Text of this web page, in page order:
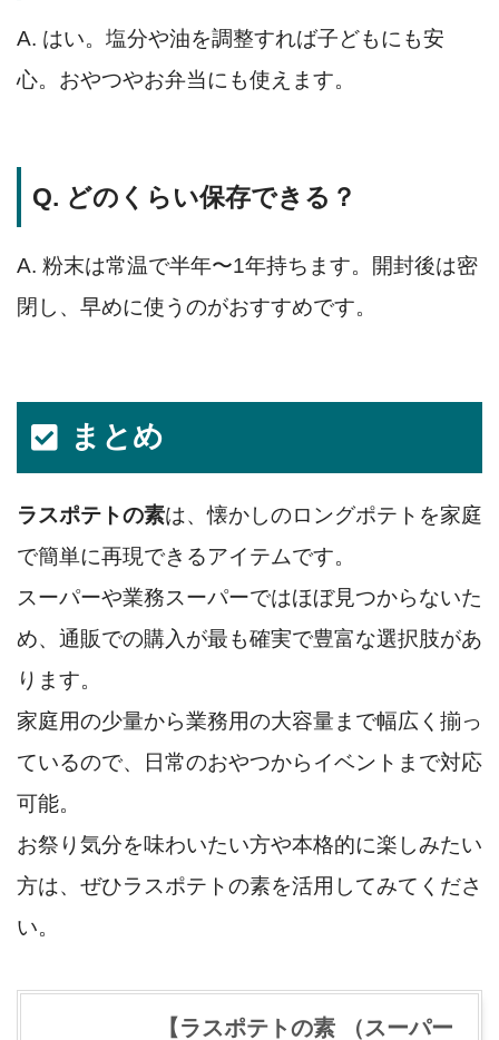
A. はい。塩分や油を調整すれば子どもにも安
心。おやつやお弁当にも使えます。
Q. どのくらい保存できる？
A. 粉末は常温で半年〜1年持ちます。開封後は密
閉し、早めに使うのがおすすめです。
まとめ
ラスポテトの素は、懐かしのロングポテトを家庭
で簡単に再現できるアイテムです。
スーパーや業務スーパーではほぼ見つからないた
め、通販での購入が最も確実で豊富な選択肢があ
ります。
家庭用の少量から業務用の大容量まで幅広く揃っ
ているので、日常のおやつからイベントまで対応
可能。
お祭り気分を味わいたい方や本格的に楽しみたい
方は、ぜひラスポテトの素を活用してみてくださ
い。
【ラスポテトの素 （スーパー